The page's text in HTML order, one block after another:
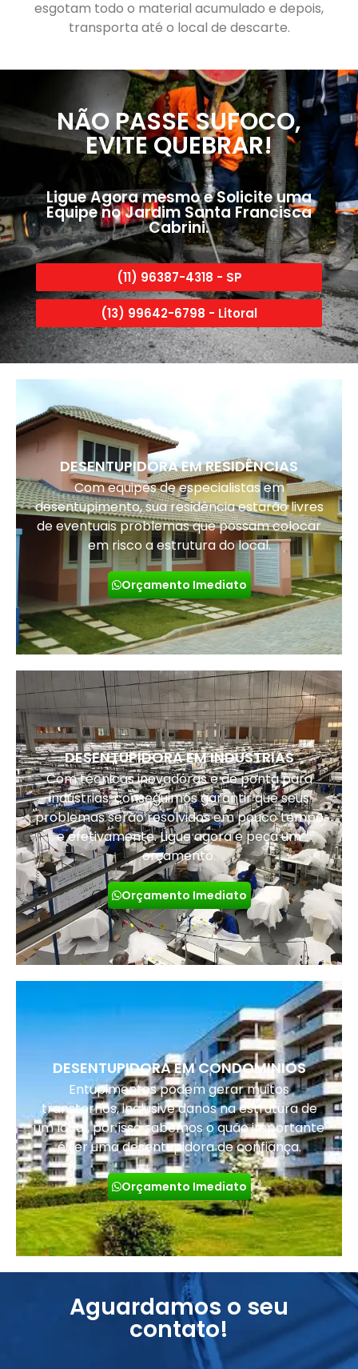
esgotam todo o material acumulado e depois,
transporta até o local de descarte.
NÃO PASSE SUFOCO,
EVITE QUEBRAR!
Ligue Agora mesmo e Solicite uma
Equipe no Jardim Santa Francisca
Cabrini.
(11) 96387-4318 - SP
(13) 99642-6798 - Litoral
DESENTUPIDORA EM RESIDÊNCIAS
Com equipes de especialistas em
desentupimento, sua residência estarão livres
de eventuais problemas que possam colocar
em risco a estrutura do local.
Orçamento Imediato
DESENTUPIDORA EM INDUSTRIAS
Com técnicas inovadoras e de ponta para
indústrias, conseguimos garantir que seus
problemas serão resolvidos em pouco tempo
e efetivamente. Ligue agora e peça um
orçamento.
Orçamento Imediato
DESENTUPIDORA EM CONDOMINIOS
Entupimentos podem gerar muitos
transtornos, inclusive danos na estrutura de
um local, por isso sabemos o quão importante
é ter uma desentupidora de confiança.
Orçamento Imediato
Aguardamos o seu
contato!